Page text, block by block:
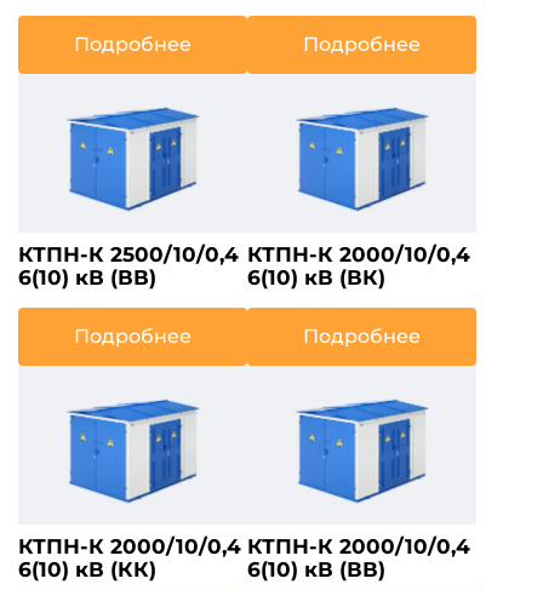
Подробнее Подробнее
КТПН-К 2500/10/0,4
6(10) кВ (ВВ)
Подробнее
КТПН-К 2000/10/0,4
6(10) кВ (ВК)
Подробнее
КТПН-К 2000/10/0,4
6(10) кВ (КК)
КТПН-К 2000/10/0,4
6(10) кВ (ВВ)